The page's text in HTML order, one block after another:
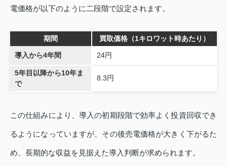
電価格が以下のように二段階で設定されます。
期間 買取価格（1キロワット時あたり）
導入から4年間 24円
5年目以降から10年ま
で
8.3円
この仕組みにより、導入の初期段階で効率よく投資回収でき
るようになっていますが、その後売電価格が大きく下がるた
め、長期的な収益を見据えた導入判断が求められます。